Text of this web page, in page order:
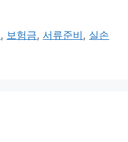
, 보험금, 서류준비 , 실손